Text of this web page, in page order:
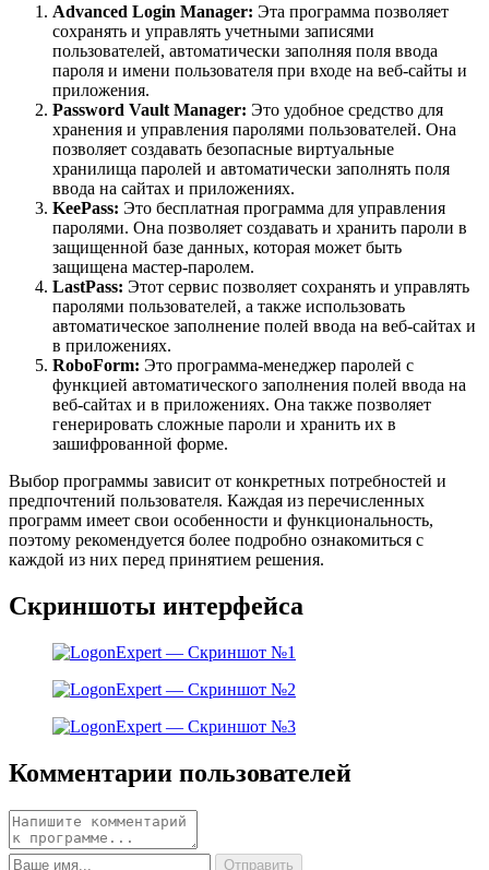
Advanced Login Manager: Эта программа позволяет
сохранять и управлять учетными записями
пользователей, автоматически заполняя поля ввода
пароля и имени пользователя при входе на веб-сайты и
приложения.
Password Vault Manager: Это удобное средство для
хранения и управления паролями пользователей. Она
позволяет создавать безопасные виртуальные
хранилища паролей и автоматически заполнять поля
ввода на сайтах и приложениях.
KeePass: Это бесплатная программа для управления
паролями. Она позволяет создавать и хранить пароли в
защищенной базе данных, которая может быть
защищена мастер-паролем.
LastPass: Этот сервис позволяет сохранять и управлять
паролями пользователей, а также использовать
автоматическое заполнение полей ввода на веб-сайтах и
в приложениях.
RoboForm: Это программа-менеджер паролей с
функцией автоматического заполнения полей ввода на
веб-сайтах и в приложениях. Она также позволяет
генерировать сложные пароли и хранить их в
зашифрованной форме.
Выбор программы зависит от конкретных потребностей и
предпочтений пользователя. Каждая из перечисленных
программ имеет свои особенности и функциональность,
поэтому рекомендуется более подробно ознакомиться с
каждой из них перед принятием решения.
Скриншоты интерфейса
Комментарии пользователей